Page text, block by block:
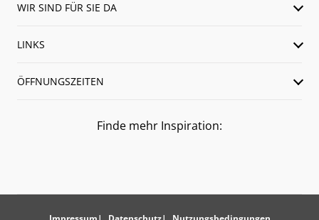
WIR SIND FÜR SIE DA
LINKS
ÖFFNUNGSZEITEN
Finde mehr Inspiration: